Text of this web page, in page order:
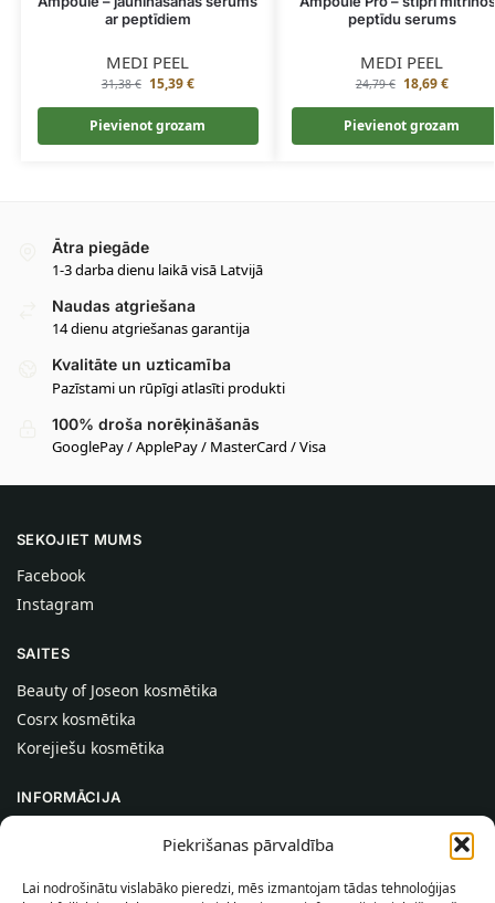
Piekrišanas pārvaldība
Lai nodrošinātu vislabāko pieredzi, mēs izmantojam tādas tehnoloģijas
ar peptīdiem
MEDI PEEL
31,38€ 15,39€
Pievienot grozam
peptīdu serums
MEDI PEEL
24,79€ 18,69€
Pievienot grozam
Ātra piegāde
1-3 darba dienu laikā visā Latvijā
Naudas atgriešana
14 dienu atgriešanas garantija
Kvalitāte un uzticamība
Pazīstami un rūpīgi atlasīti produkti
100% droša norēķināšanās
GooglePay / ApplePay / MasterCard / Visa
SEKOJIET MUMS
Facebook
Instagram
SAITES
Beauty of Joseon kosmētika
Cosrx kosmētika
Korejiešu kosmētika
INFORMĀCIJA
Palīdzība